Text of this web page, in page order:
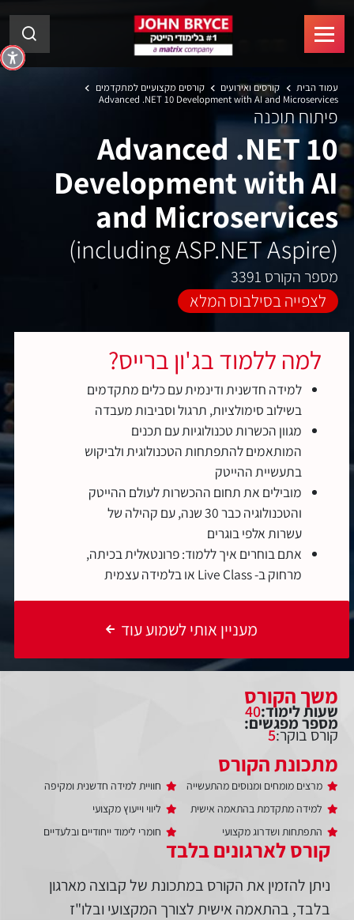
עמוד הבית קורסים ואירועים
קורסים מקצועיים למתקדמים
Advanced .NET 10 Development with AI and Microservices
פיתוח תוכנה
Advanced .NET 10
Development with AI
and Microservices
(including ASP.NET Aspire)
מספר הקורס 3391
לצפייה בסילבוס המלא
למה ללמוד בג'ון ברייס?
למידה חדשנית ודינמית עם כלים מתקדמים
בשילוב סימולציות, תרגול וסביבות מעבדה
מגוון הכשרות טכנולוגיות עם תכנים
המותאמים להתפתחות הטכנולוגית ולביקוש
בתעשיית ההייטק
מובילים את תחום ההכשרות לעולם ההייטק
והטכנולוגיה כבר 30 שנה, עם קהילה של
עשרות אלפי בוגרים
אתם בוחרים איך ללמוד: פרונטאלית בכיתה,
מרחוק ב- Live Class או בלמידה עצמית
מעניין אותי לשמוע עוד
קורס לארגונים בלבד
ניתן להזמין את הקורס במתכונת של קבוצה מארגון
בלבד, בהתאמה אישית לצורך המקצועי ובלו"ז
משך הקורס
שעות לימוד:40
מספר מפגשים:
קורס בוקר:5
מתכונת הקורס
מרצים מומחים ומנוסים מהתעשייה
למידה מתקדמת בהתאמה אישית
התפתחות ושדרוג מקצועי
חוויית למידה חדשנית ומקיפה
ליווי וייעוץ מקצועי
חומרי לימוד ייחודיים ובלעדיים